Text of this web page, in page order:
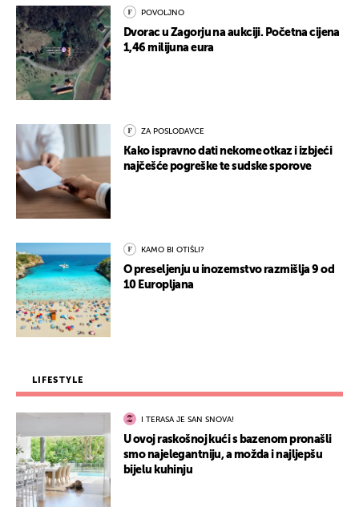
POVOLJNO
Dvorac u Zagorju na aukciji. Početna cijena
1,46 milijuna eura
ZA POSLODAVCE
Kako ispravno dati nekome otkaz i izbjeći
najčešće pogreške te sudske sporove
KAMO BI OTIŠLI?
O preseljenju u inozemstvo razmišlja 9 od
10 Europljana
LIFESTYLE
I TERASA JE SAN SNOVA!
U ovoj raskošnoj kući s bazenom pronašli
smo najelegantniju, a možda i najljepšu
bijelu kuhinju